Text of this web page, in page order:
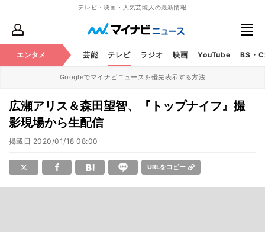
テレビ・映画・人気芸能人の最新情報
エンタメ 芸能 テレビ ラジオ 映画 YouTube BS・
Googleでマイナビニュースを優先表示する方法
広瀬アリス＆森田望智、『トップナイフ』撮
影現場から生配信
掲載日 2020/01/18 08:00
URLをコピー